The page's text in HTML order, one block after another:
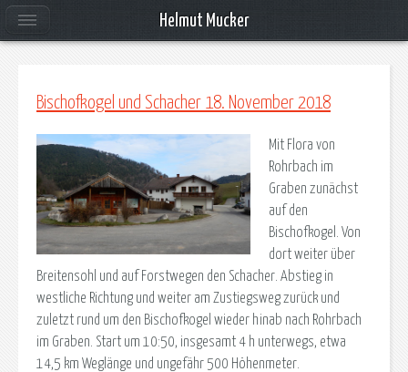
Bischofkogel und Schacher 18. November 2018
Mit Flora von
Rohrbach im
Graben zunächst
auf den
Bischofkogel. Von
dort weiter über
Breitensohl und auf Forstwegen den Schacher. Abstieg in
westliche Richtung und weiter am Zustiegsweg zurück und
zuletzt rund um den Bischofkogel wieder hinab nach Rohrbach
im Graben. Start um 10:50, insgesamt 4 h unterwegs, etwa
14,5 km Weglänge und ungefähr 500 Höhenmeter.
Helmut Mucker